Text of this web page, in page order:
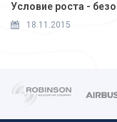
Условие роста -
18.11.2015